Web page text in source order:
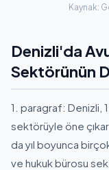
Kaynak:
Denizli'da
Sektörünün
1. paragraf: Denizli,
sektörüyle öne
da yıl boyunca
ve hukuk bürosu